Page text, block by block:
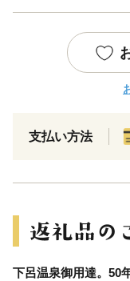
支払い方法
下呂温泉御用達。50